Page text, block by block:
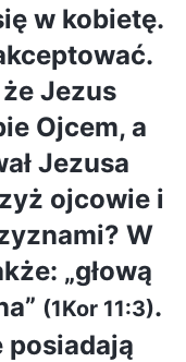
w kobietę.
Jezus
Ojcem, a
Jezusa
ojcowie i
W
„głową
(1Kor 11:3).
posiadają